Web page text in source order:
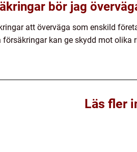
bör jag
att överväga som enskild
kan ge skydd mot
Läs fler